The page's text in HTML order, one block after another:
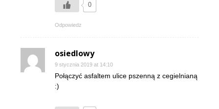
0
Odpowiedz
osiedlowy
9 stycznia 2019 at 14:10
Połączyć asfaltem ulice pszenną z cegielnianą
:)